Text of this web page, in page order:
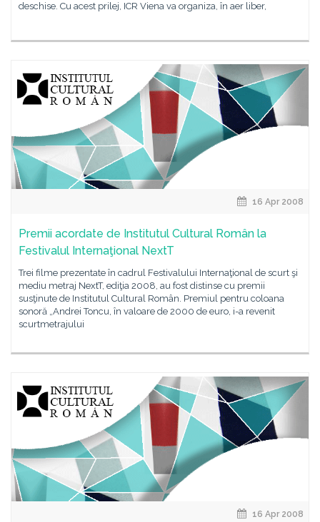
deschise. Cu acest prilej, ICR Viena va organiza, în aer liber,
16 Apr 2008
Premii acordate de Institutul Cultural Român la
Festivalul Internaţional NextT
Trei filme prezentate în cadrul Festivalului Internaţional de scurt şi
mediu metraj NextT, ediţia 2008, au fost distinse cu premii
susţinute de Institutul Cultural Român. Premiul pentru coloana
sonoră „Andrei Toncu, în valoare de 2000 de euro, i-a revenit
scurtmetrajului
16 Apr 2008